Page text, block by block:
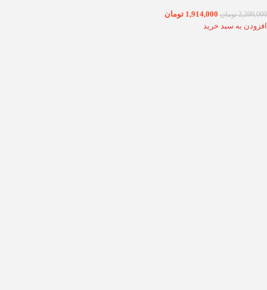
2,200,000 تومان 1,914,000 تومان
افزودن به سبد خرید